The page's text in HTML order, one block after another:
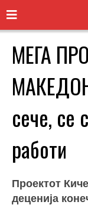
МЕГА
сече, се
работи
Проектот
деценија